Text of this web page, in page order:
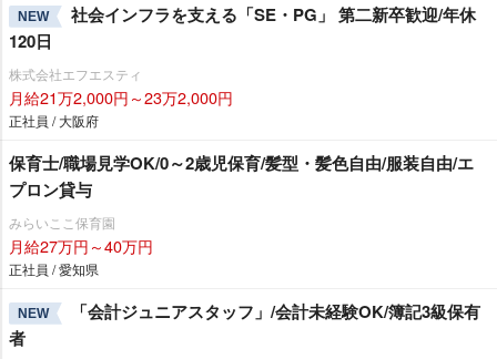
NEW
社会インフラを支える「SE・PG」 第二新卒歓迎/年休
120日
株式会社エフエスティ
月給21万2,000円～23万2,000円
正社員 / 大阪府
保育士/職場見学OK/0～2歳児保育/髪型・髪色自由/服装自由/エ
プロン貸与
みらいここ保育園
月給27万円～40万円
正社員 / 愛知県
NEW
「会計ジュニアスタッフ」/会計未経験OK/簿記3級保有
者